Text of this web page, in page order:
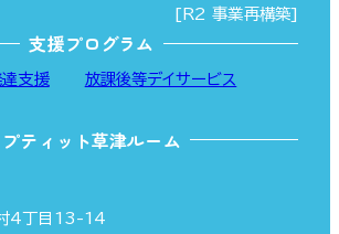
[R2 事業再構築]
支援プログラム
達支援 放課後等デイサービス
プティット草津ルーム
4丁目13-14